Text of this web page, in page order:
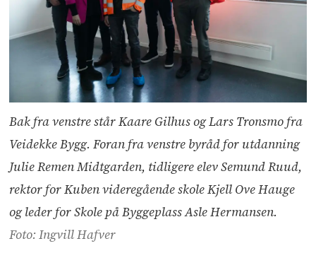
Bak fra venstre står Kaare Gilhus og Lars Tronsmo fra
Veidekke Bygg. Foran fra venstre byråd for utdanning
Julie Remen Midtgarden, tidligere elev Semund Ruud,
rektor for Kuben videregående skole Kjell Ove Hauge
og leder for Skole på Byggeplass Asle Hermansen.
Foto: Ingvill Hafver